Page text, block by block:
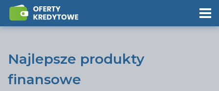
Najlepsze produkty
finansowe